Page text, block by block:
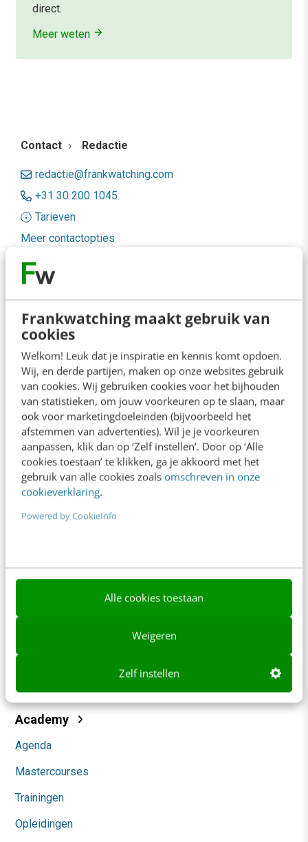
Frankwatching maakt gebruik van
cookies
Welkom! Leuk dat je inspiratie en kennis komt opdoen.
Wij, en derde partijen, maken op onze websites gebruik
van cookies. Wij gebruiken cookies voor het bijhouden
van statistieken, om jouw voorkeuren op te slaan, maar
ook voor marketingdoeleinden (bijvoorbeeld het
afstemmen van advertenties). Wil je je voorkeuren
aanpassen, klik dan op ‘Zelf instellen’. Door op ‘Alle
cookies toestaan’ te klikken, ga je akkoord met het
gebruik van alle cookies zoals omschreven in onze
cookieverklaring.
Powered by CookieInfo
Alle cookies toestaan
Weigeren
Zelf instellen
direct.
Meer weten
Contact Redactie
redactie@frankwatching.com
+31 30 200 1045
Tarieven
Meer contactopties
Frankwatching
Adverteren
Contact
Nieuwsbrieven
Over ons
Ons team
Werken bij
Whitepapers
Klantcontact & CX
Themanieuwsbrieven
Academy
Agenda
Mastercourses
Trainingen
Opleidingen